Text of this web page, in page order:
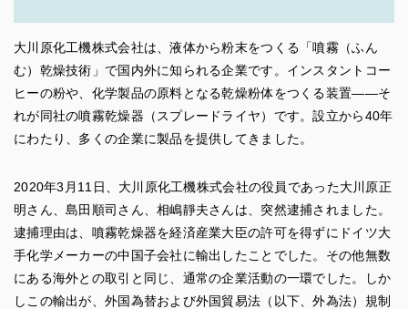
大川原化工機株式会社は、液体から粉末をつくる「噴霧（ふん
む）乾燥技術」で国内外に知られる企業です。インスタントコー
ヒーの粉や、化学製品の原料となる乾燥粉体をつくる装置――そ
れが同社の噴霧乾燥器（スプレードライヤ）です。設立から40年
にわたり、多くの企業に製品を提供してきました。
2020年3月11日、大川原化工機株式会社の役員であった大川原正
明さん、島田順司さん、相嶋靜夫さんは、突然逮捕されました。
逮捕理由は、噴霧乾燥器を経済産業大臣の許可を得ずにドイツ大
手化学メーカーの中国子会社に輸出したことでした。その他無数
にある海外との取引と同じ、通常の企業活動の一環でした。しか
しこの輸出が、外国為替および外国貿易法（以下、外為法）規制